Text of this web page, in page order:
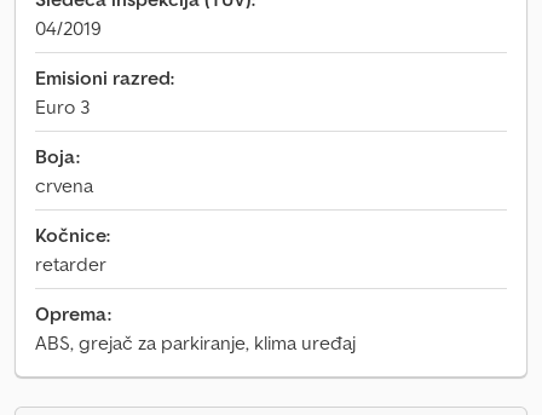
04/2019
Emisioni razred:
Euro 3
Boja:
crvena
Kočnice:
retarder
Oprema:
ABS, grejač za parkiranje, klima uređaj